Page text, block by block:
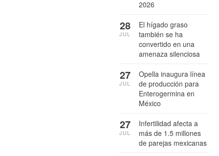
2026
El hígado graso
también se ha
convertido en una
amenaza silenciosa
28
JUL
Opella inaugura línea
de producción para
Enterogermina en
México
27
JUL
Infertilidad afecta a
más de 1.5 millones
de parejas mexicanas
27
JUL